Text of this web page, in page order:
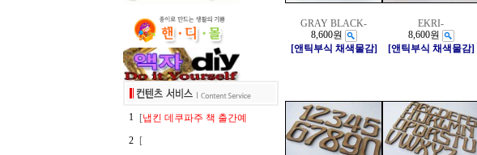
1 [냅킨 데쿠파주 책 출간예
2
[
GRAY BLACK-
8,600원
[앤틱부식 채색물감]
EKRI-
8,600원
[앤틱부식 채색물감]